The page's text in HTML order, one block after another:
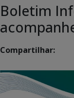
Boletim
Compartilhar: